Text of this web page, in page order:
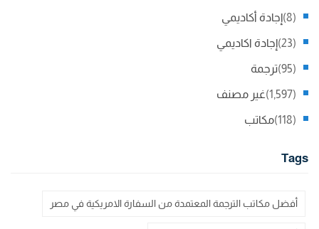
إجادة أكاديمي (8)
إجادة اكاديمي (23)
ترجمة (95)
غير مصنف (1,597)
مكاتب (118)
Tags
أفضل مكاتب الترجمة المعتمدة من السفارة الامريكية في مصر